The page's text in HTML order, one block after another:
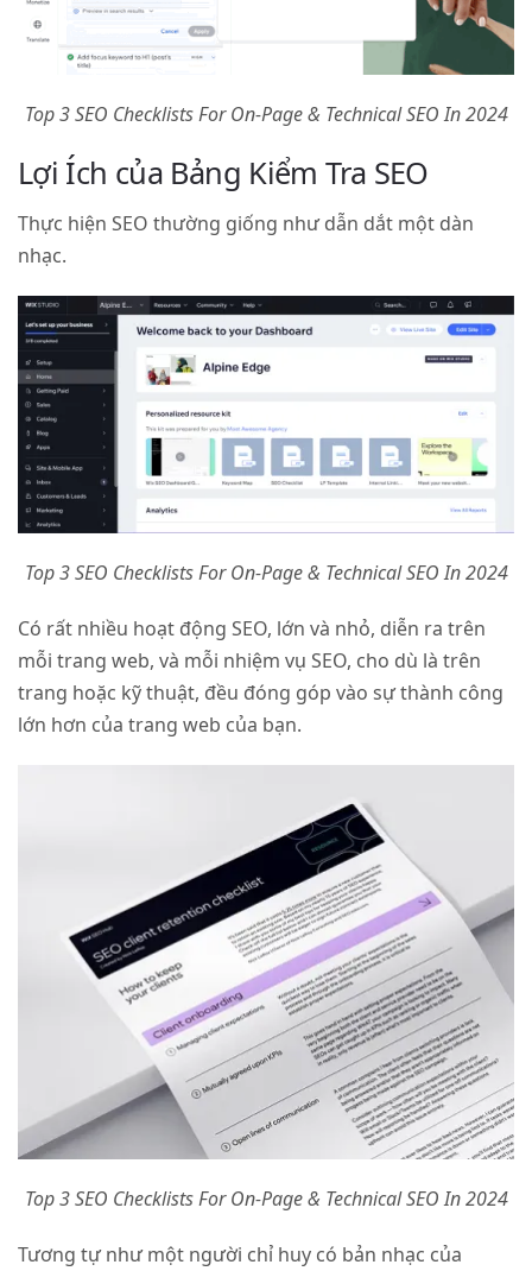
Top 3 SEO Checklists For On-Page & Technical SEO In 2024
Lợi Ích của Bảng Kiểm Tra SEO
Thực hiện SEO thường giống như dẫn dắt một dàn
nhạc.
Top 3 SEO Checklists For On-Page & Technical SEO In 2024
Có rất nhiều hoạt động SEO, lớn và nhỏ, diễn ra trên
mỗi trang web, và mỗi nhiệm vụ SEO, cho dù là trên
trang hoặc kỹ thuật, đều đóng góp vào sự thành công
lớn hơn của trang web của bạn.
Top 3 SEO Checklists For On-Page & Technical SEO In 2024
Tương tự như một người chỉ huy có bản nhạc của